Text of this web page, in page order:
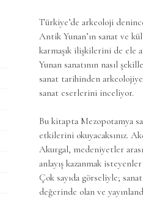
Türkiye’de arkeoloji
Antik Yunan’ın sanat ve
karmaşık ilişkilerini de ele
Yunan sanatının nasıl
sanat tarihinden
sanat eserlerini inceliyor.
Bu kitapta Mezopotamya
etkilerini okuyacaksınız.
Akurgal, medeniyetler
anlayış kazanmak
Çok sayıda görseliyle;
değerinde olan ve